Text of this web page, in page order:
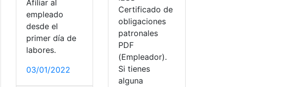
Afiliar al
empleado
desde el
primer día de
labores.
03/01/2022
Certificado de
obligaciones
patronales
PDF
(Empleador).
Si tienes
alguna